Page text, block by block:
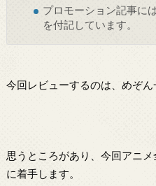
プロモーション記事に
を付記しています。
今回レビューするのは、めぞん
思うところがあり、今回アニ
に着手します。